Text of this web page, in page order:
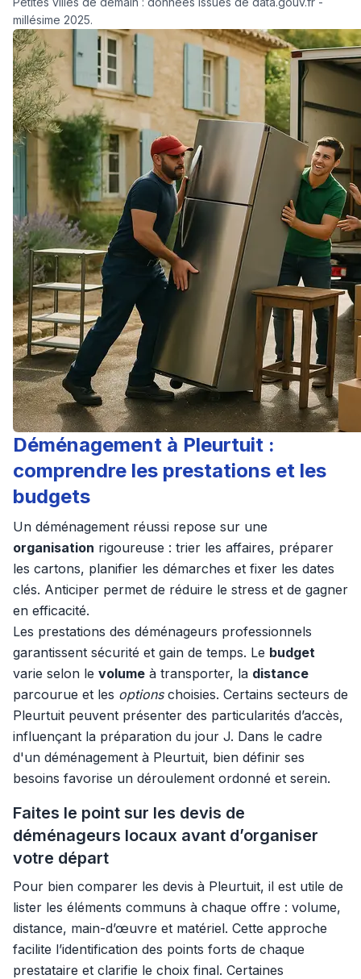
millésime 2025.
Déménagement à Pleurtuit :
comprendre les prestations et les
budgets
Un déménagement réussi repose sur une
organisation rigoureuse : trier les affaires, préparer
les cartons, planifier les démarches et fixer les dates
clés. Anticiper permet de réduire le stress et de gagner
en efficacité.
Les prestations des déménageurs professionnels
garantissent sécurité et gain de temps. Le budget
varie selon le volume à transporter, la distance
parcourue et les optionschoisies. Certains secteurs de
Pleurtuit peuvent présenter des particularités d’accès,
influençant la préparation du jour J. Dans le cadre
d'un déménagement à Pleurtuit, bien définir ses
besoins favorise un déroulement ordonné et serein.
Faites le point sur les devis de
déménageurs locaux avant d’organiser
votre départ
Pour bien comparer les devis à Pleurtuit, il est utile de
lister les éléments communs à chaque offre : volume,
distance, main-d’œuvre et matériel. Cette approche
facilite l’identification des points forts de chaque
prestataire et clarifie le choix final. Certaines